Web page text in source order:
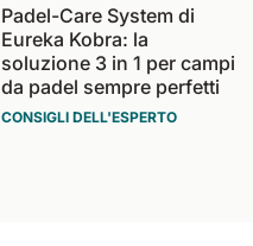
Padel-Care System di
Eureka Kobra: la
soluzione 3 in 1 per campi
da padel sempre perfetti
CONSIGLI DELL'ESPERTO